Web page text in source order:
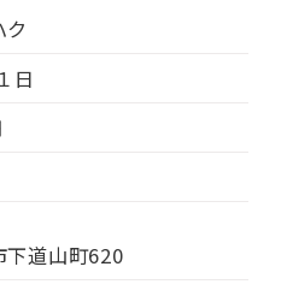
日
下道山町620